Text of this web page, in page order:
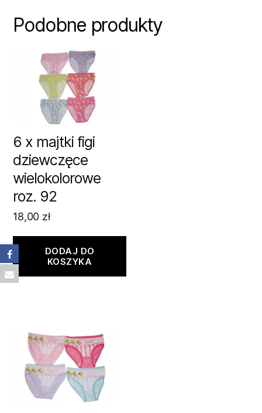
Podobne produkty
6 x majtki figi
dziewczęce
wielokolorowe
roz. 92
18,00 zł
DODAJ DO
KOSZYKA